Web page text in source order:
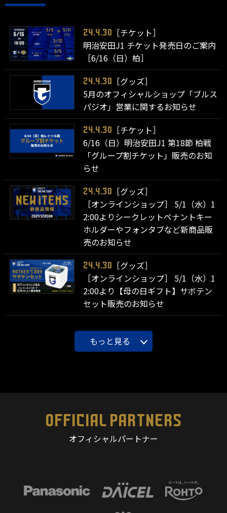
24.4.30
［チケット］
明治安田J1 チケット発売日のご案内
［6/16（日）柏］
24.4.30
［グッズ］
5月のオフィシャルショップ「ブルス
パジオ」営業に関するお知らせ
24.4.30
［チケット］
6/16（日）明治安田J1 第18節 柏戦
「グループ割チケット」販売のお知
らせ
24.4.30
［グッズ］
［オンラインショップ］ 5/1（水）1
2:00よりシークレットペナントキー
ホルダーやフォンタブなど新商品販
売のお知らせ
24.4.30
［グッズ］
［オンラインショップ］ 5/1（水）1
2:00より【母の日ギフト】サボテン
セット販売のお知らせ
もっと見る
OFFICIAL PARTNERS
オフィシャルパートナー